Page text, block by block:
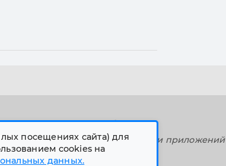
ООО "УфаМаг"
Создание сайтов и приложений
посещениях сайта) для
cookies на
данных.